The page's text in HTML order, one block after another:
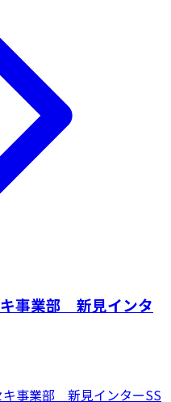
事業部 新見インタ
事業部 新見インターSS